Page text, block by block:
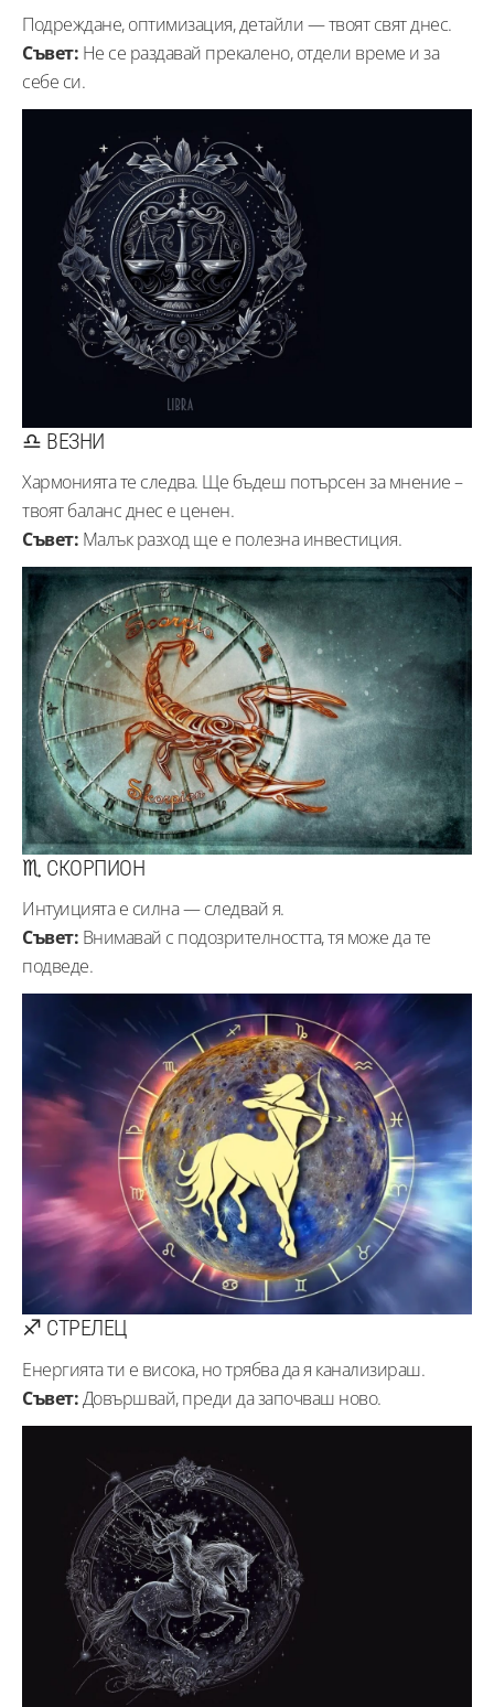
Подреждане, оптимизация, детайли — твоят свят днес.
Съвет: Не се раздавай прекалено, отдели време и за
себе си.
♎ ВЕЗНИ
Хармонията те следва. Ще бъдеш потърсен за мнение –
твоят баланс днес е ценен.
Съвет: Малък разход ще е полезна инвестиция.
♏ СКОРПИОН
Интуицията е силна — следвай я.
Съвет: Внимавай с подозрителността, тя може да те
подведе.
♐ СТРЕЛЕЦ
Енергията ти е висока, но трябва да я канализираш.
Съвет:Довършвай, преди да започваш ново.